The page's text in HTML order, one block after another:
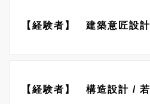
【経験者】 建築意匠設
【経験者】 構造設計 / 若